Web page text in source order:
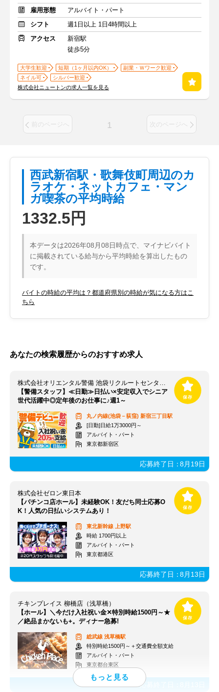
雇用形態
アルバイト・パート
シフト
週1日以上 1日4時間以上
アクセス
新宿駅
徒歩5分
大学生歓迎 短期（1ヶ月以内OK）
副業・Ｗワーク歓迎
ネイル可
シルバー歓迎
株式会社ニュートンの求人一覧を見る
前のページへ 1 次のページへ
西武新宿駅・歌舞伎町周辺のカ
ラオケ・ネットカフェ・マン
ガ喫茶の平均時給
1332.5円
本データは2026年08月08日時点で、マイナビバイト
に掲載されている給与から平均時給を算出したもの
です。
バイトの時給の平均は？都道府県別の時給が気になる方はこ
ちら
あなたの検索履歴からのおすすめ求人
株式会社オリエンタル警備 池袋リクルートセンター（勤務地：新宿三丁目エリア）
【警備スタッフ】≪日勤≫日払い×安定収入でシニア
世代活躍中◎定年後のお仕事に♪週1～
丸ノ内線(池袋－荻窪) 新宿三丁目駅
[日勤]日給1万3000円～
アルバイト・パート
東京都新宿区
応募終了日：8月19日
株式会社ゼロン東日本
【パチンコ店ホール】未経験OK！友だち同士応募O
K！人気の日払いシステムあり！
東北新幹線
上野駅
時給 1700円以上
アルバイト・パート
東京都港区
応募終了日：8月13日
チキンプレイス 柳橋店（浅草橋）
【ホール】＼今だけ入社祝い金✕特別時給1500円～★
／絶品まかないも+。ディナー急募!
総武線 浅草橋駅
特別時給1500円～＋交通費全額支給
アルバイト・パート
東京都台東区
応募終了日：